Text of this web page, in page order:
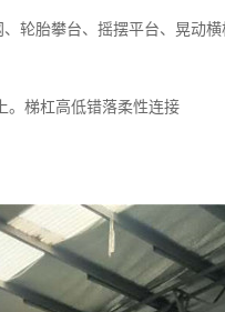
轮胎攀台、摇摆平台、晃动
。梯杠高低错落柔性连接